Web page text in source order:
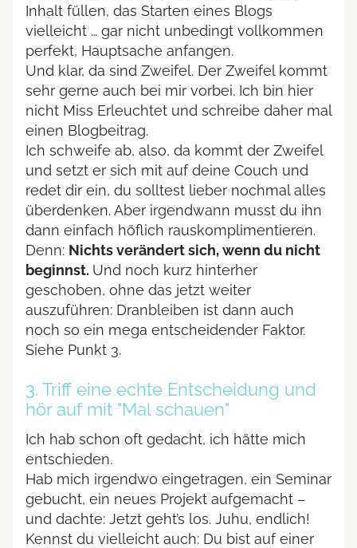
Inhalt füllen, das Starten eines Blogs
vielleicht … gar nicht unbedingt vollkommen
perfekt, Hauptsache anfangen.
Und klar, da sind Zweifel. Der Zweifel kommt
sehr gerne auch bei mir vorbei. Ich bin hier
nicht Miss Erleuchtet und schreibe daher mal
einen Blogbeitrag.
Ich schweife ab, also, da kommt der Zweifel
und setzt er sich mit auf deine Couch und
redet dir ein, du solltest lieber nochmal alles
überdenken. Aber irgendwann musst du ihn
dann einfach höflich rauskomplimentieren.
Denn: Nichts verändert sich, wenn du nicht
beginnst. Und noch kurz hinterher
geschoben, ohne das jetzt weiter
auszuführen: Dranbleiben ist dann auch
noch so ein mega entscheidender Faktor.
Siehe Punkt 3.
3. Triff eine echte Entscheidung und
hör auf mit "Mal schauen"
Ich hab schon oft gedacht, ich hätte mich
entschieden.
Hab mich irgendwo eingetragen, ein Seminar
gebucht, ein neues Projekt aufgemacht –
und dachte: Jetzt geht’s los. Juhu, endlich!
Kennst du vielleicht auch: Du bist auf einer